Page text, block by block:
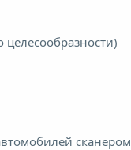
сканером